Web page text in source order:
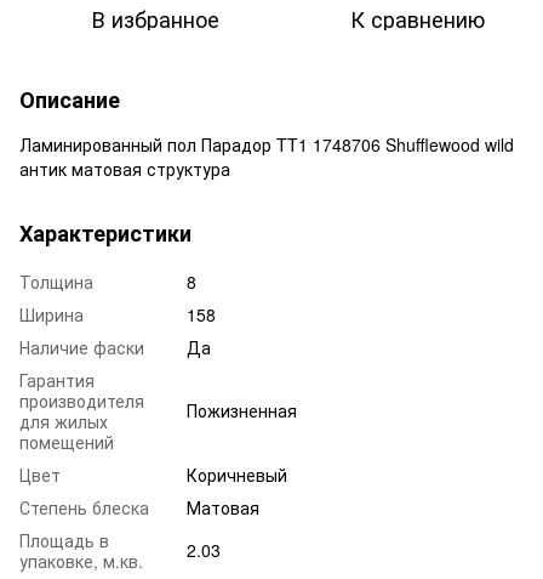
В избранное К сравнению
Описание
Ламинированный пол Парадор TT1 1748706 Shufflewood wild
антик матовая структура
Характеристики
Толщина
8
Ширина
158
Наличие фаски
Да
Гарантия
производителя
для жилых
помещений
Пожизненная
Цвет
Коричневый
Степень блеска
Матовая
Площадь в
упаковке, м.кв.
2.03